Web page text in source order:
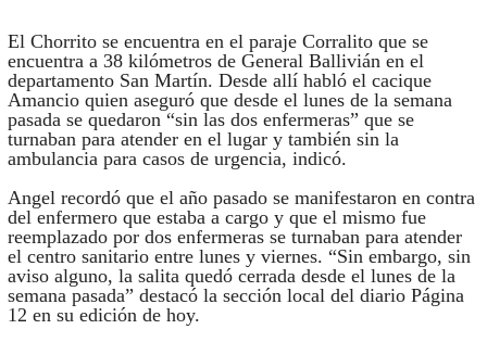
El Chorrito se encuentra en el paraje Corralito que se
encuentra a 38 kilómetros de General Ballivián en el
departamento San Martín. Desde allí habló el cacique
Amancio quien aseguró que desde el lunes de la semana
pasada se quedaron “sin las dos enfermeras” que se
turnaban para atender en el lugar y también sin la
ambulancia para casos de urgencia, indicó.
Angel recordó que el año pasado se manifestaron en contra
del enfermero que estaba a cargo y que el mismo fue
reemplazado por dos enfermeras se turnaban para atender
el centro sanitario entre lunes y viernes. “Sin embargo, sin
aviso alguno, la salita quedó cerrada desde el lunes de la
semana pasada” destacó la sección local del diario Página
12 en su edición de hoy.